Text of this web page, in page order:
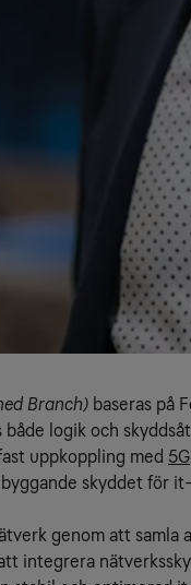
Branch) baseras på
logik och
uppkoppling med 5G
skyddet för
genom att samla
integrera